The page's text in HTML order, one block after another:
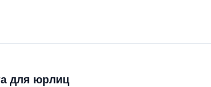
для юрлиц